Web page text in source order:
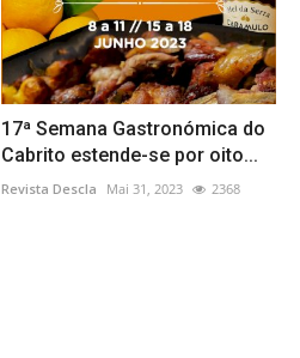
17ª Semana Gastronómica do
Cabrito estende-se por oito...
Revista Descla Mai 31, 2023 2368